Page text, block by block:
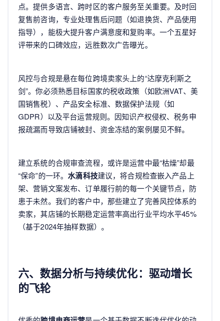
点。提供多语言、跨时区的客户服务至关重要。及时回
复售前咨询，专业处理售后问题（如退换货、产品使用
指导），能极大提升客户满意度和复购率。一个五星好
评带来的口碑效应，远胜数次广告曝光。
风控与合规是悬在每位跨境卖家头上的“达摩克利斯之
剑”。你必须熟悉目标国家的税收政策（如欧洲VAT、美
国销售税）、产品安全标准、数据保护法规（如
GDPR）以及平台运营规则。因知识产权侵权、税务申
报疏漏而导致店铺被封、资金冻结的案例屡见不鲜。
建立系统的合规审查流程，或许是运营中最“枯燥”却最
“保命”的一环。 水滴科技建议，将合规检查嵌入产品上
架、营销文案发布、订单履行前的每一个关键节点，防
患于未然。我们的客户中，那些建立了完善风控体系的
卖家，其店铺的长期稳定运营率高出行业平均水平45%
（基于2024年抽样数据）。
六、数据分析与持续优化：驱动增长
的飞轮